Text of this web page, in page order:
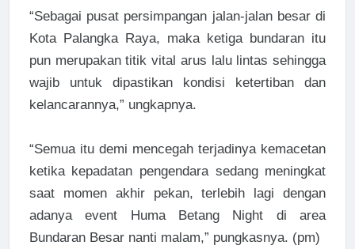
“Sebagai pusat persimpangan jalan-jalan besar di
Kota Palangka Raya, maka ketiga bundaran itu
pun merupakan titik vital arus lalu lintas sehingga
wajib untuk dipastikan kondisi ketertiban dan
kelancarannya,” ungkapnya.
“Semua itu demi mencegah terjadinya kemacetan
ketika kepadatan pengendara sedang meningkat
saat momen akhir pekan, terlebih lagi dengan
adanya event Huma Betang Night di area
Bundaran Besar nanti malam,” pungkasnya. (pm)